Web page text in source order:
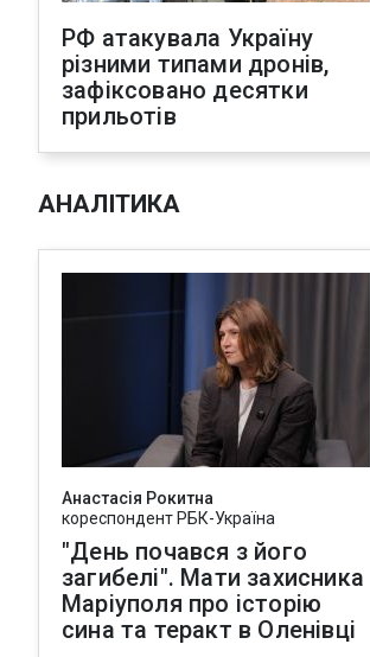
РФ атакувала Україну
різними типами дронів,
зафіксовано десятки
прильотів
АНАЛІТИКА
Анастасія Рокитна
кореспондент РБК-Україна
"День почався з його
загибелі". Мати захисника
Маріуполя про історію
сина та теракт в Оленівці